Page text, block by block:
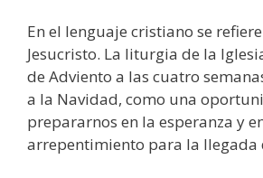
En el lenguaje cristiano se
Jesucristo. La liturgia de la
de Adviento a las cuatro
a la Navidad, como una
prepararnos en la esperanza y
arrepentimiento para la llegada